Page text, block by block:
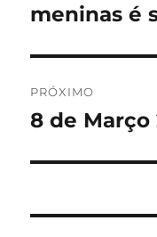
Post
anterior:
meninas é
PRÓXIMO
Próximo
8 de Março